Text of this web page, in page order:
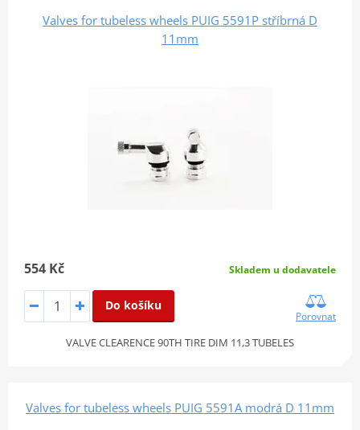
Valves for tubeless wheels PUIG 5591P stříbrná D
11mm
554 Kč Skladem u dodavatele
Do košíku
Porovnat
VALVE CLEARENCE 90TH TIRE DIM 11,3 TUBELES
Valves for tubeless wheels PUIG 5591A modrá D 11mm